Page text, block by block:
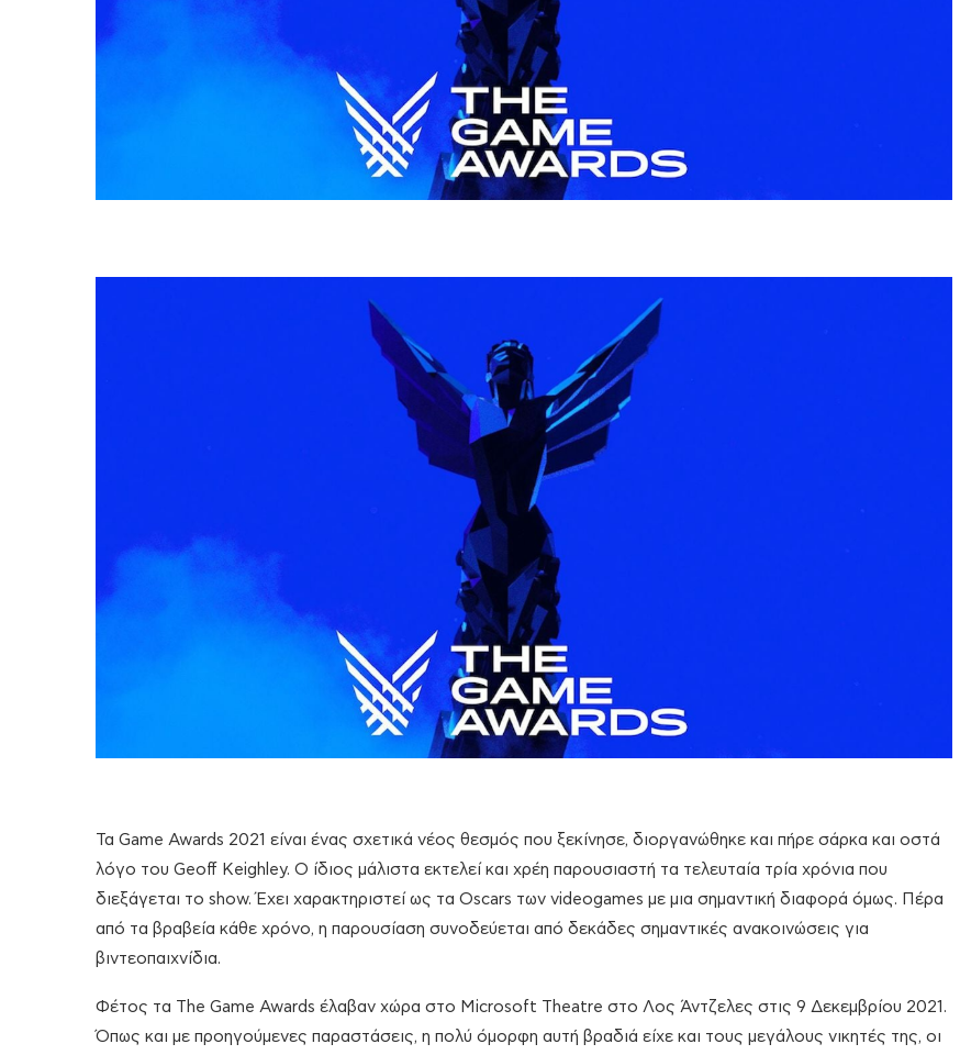
Τα Game Awards 2021 είναι ένας σχετικά νέος θεσμός που ξεκίνησε, διοργανώθηκε και πήρε σάρκα και οστά
λόγο του Geoff Keighley. Ο ίδιος μάλιστα εκτελεί και χρέη παρουσιαστή τα τελευταία τρία χρόνια που
διεξάγεται το show. Έχει χαρακτηριστεί ως τα Oscars των videogames με μια σημαντική διαφορά όμως. Πέρα
από τα βραβεία κάθε χρόνο, η παρουσίαση συνοδεύεται από δεκάδες σημαντικές ανακοινώσεις για
βιντεοπαιχνίδια.
Φέτος τα The Game Awards έλαβαν χώρα στο Microsoft Theatre στο Λος Άντζελες στις 9 Δεκεμβρίου 2021.
Όπως και με προηγούμενες παραστάσεις, η πολύ όμορφη αυτή βραδιά είχε και τους μεγάλους νικητές της, οι